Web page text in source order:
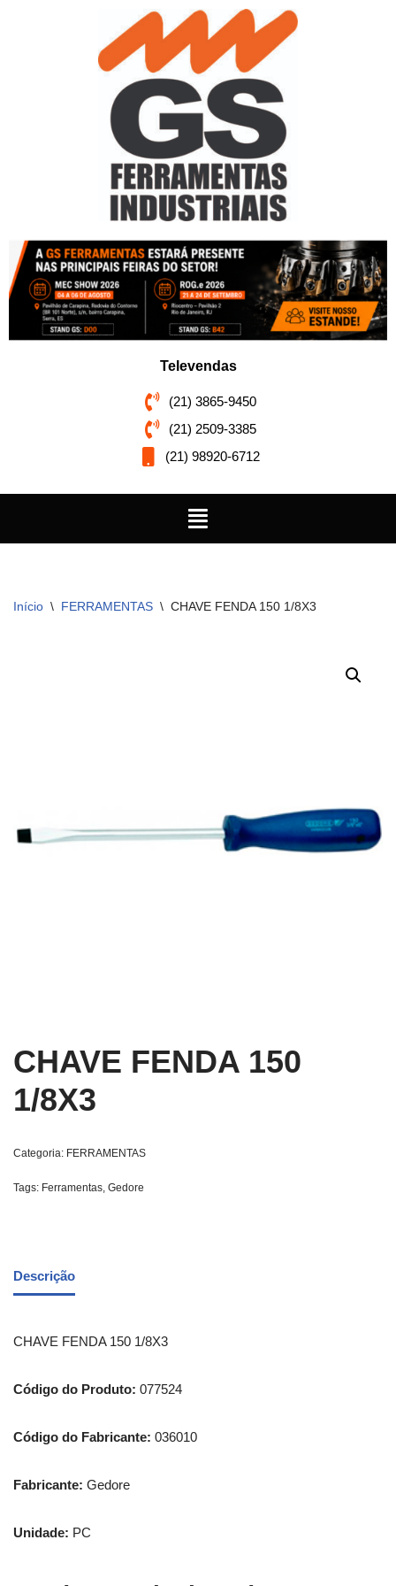
Televendas
(21) 3865-9450
(21) 2509-3385
(21) 98920-6712
Início \ FERRAMENTAS \ CHAVE FENDA 150 1/8X3
CHAVE FENDA 150
1/8X3
Categoria: FERRAMENTAS
Tags: Ferramentas, Gedore
Descrição
CHAVE FENDA 150 1/8X3
Código do Produto: 077524
Código do Fabricante: 036010
Fabricante: Gedore
Unidade: PC